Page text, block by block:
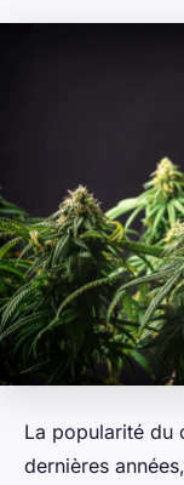
La popularité du
dernières